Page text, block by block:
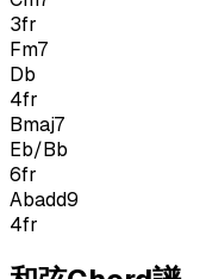
3fr
Fm7
Db
4fr
Bmaj7
Eb/Bb
6fr
Abadd9
4fr